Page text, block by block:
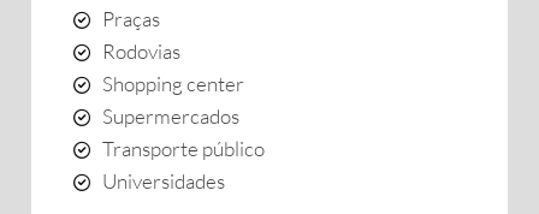
Praças
Rodovias
Shopping center
Supermercados
Transporte público
Universidades